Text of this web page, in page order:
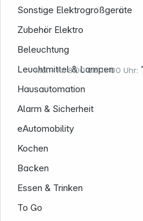
Mo. – Fr. 8:00 bis 17:00 Uhr:
Sonstige Elektrogroßgeräte
Zubehör Elektro
Beleuchtung
Leuchtmittel & Lampen
Hausautomation
Alarm & Sicherheit
eAutomobility
Kochen
Backen
Essen & Trinken
To Go
Rechtliches